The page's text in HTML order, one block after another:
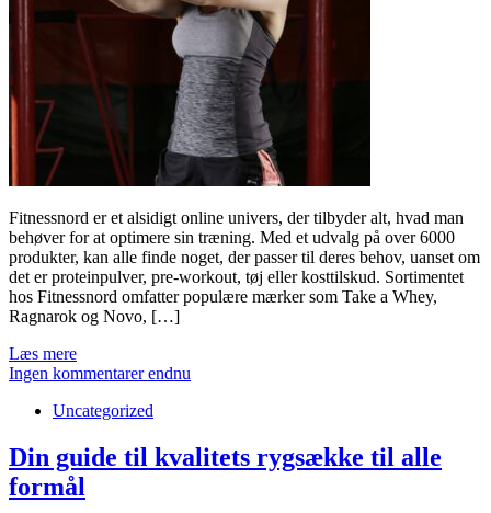
Fitnessnord er et alsidigt online univers, der tilbyder alt, hvad man
behøver for at optimere sin træning. Med et udvalg på over 6000
produkter, kan alle finde noget, der passer til deres behov, uanset om
det er proteinpulver, pre-workout, tøj eller kosttilskud. Sortimentet
hos Fitnessnord omfatter populære mærker som Take a Whey,
Ragnarok og Novo, […]
Læs mere
Ingen kommentarer endnu
Uncategorized
Din guide til kvalitets rygsække til alle
formål